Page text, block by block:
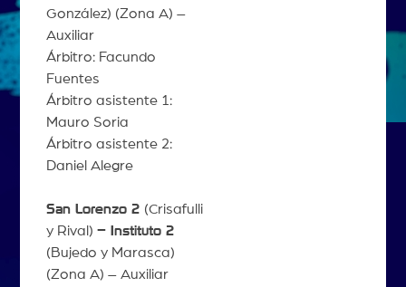
González) (Zona A) –
Auxiliar
Árbitro: Facundo
Fuentes
Árbitro asistente 1:
Mauro Soria
Árbitro asistente 2:
Daniel Alegre
San Lorenzo 2 (Crisafulli
y Rival) – Instituto 2
(Bujedo y Marasca)
(Zona A) – Auxiliar